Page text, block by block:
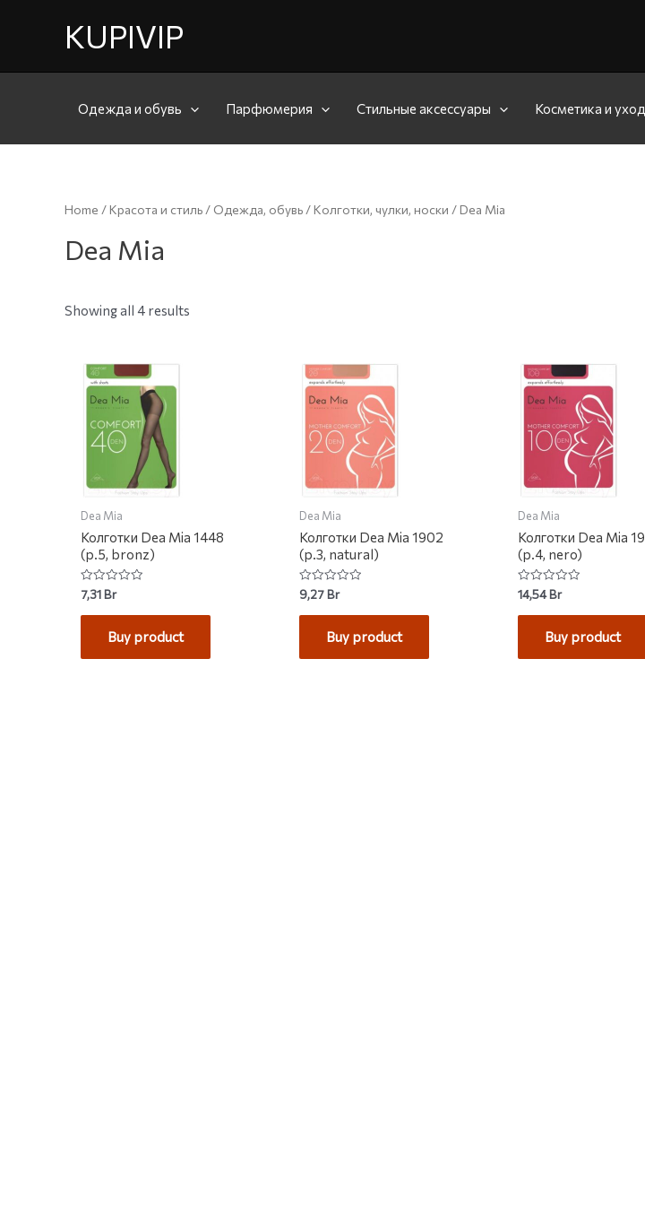
KUPIVIP
Одежда и обувь Парфюмерия Стильные аксессуары Косметика и уход
Home /Красота и стиль / Одежда, обувь /Колготки, чулки, носки / Dea Mia
Dea Mia
Showing all 4 results
Dea Mia
Колготки Dea Mia 1448
(р.5, bronz)
Rated
0
out
7,31Br
Buy product
Dea Mia
Колготки Dea Mia 1902
(р.3, natural)
Rated
0
out
9,27Br
Buy product
Dea Mia
Колготки Dea Mia
(р.4, nero)
Rated
0
out
14,54Br
Buy product